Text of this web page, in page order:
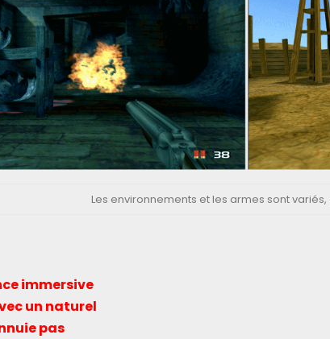
Les environnements et les armes sont
immersive
un naturel
pas